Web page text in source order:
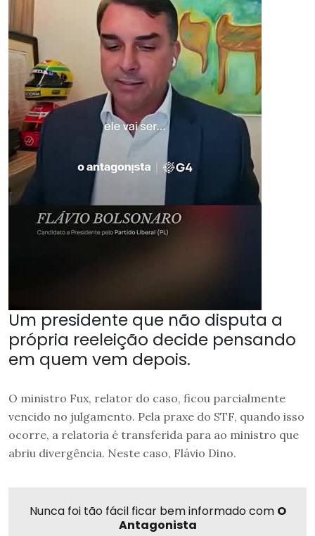
Um presidente que não disputa a
própria reeleição decide pensando
em quem vem depois.
O ministro Fux, relator do caso, ficou parcialmente
vencido no julgamento. Pela praxe do STF, quando isso
ocorre, a relatoria é transferida para ao ministro que
abriu divergência. Neste caso, Flávio Dino.
Nunca foi tão fácil ficar bem informado com O
Antagonista